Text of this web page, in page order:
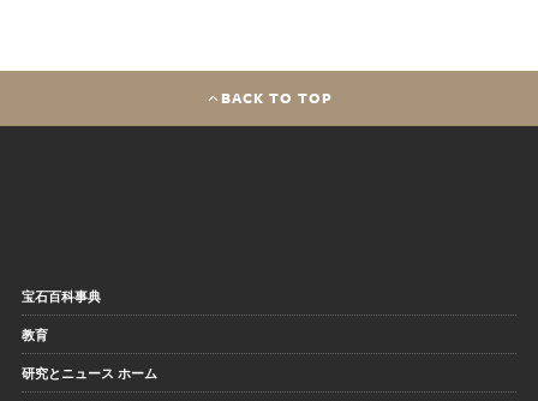
BACK TO TOP
宝石百科事典
教育
研究とニュース ホーム